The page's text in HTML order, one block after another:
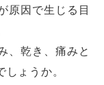
原因で生じる目
、乾き、痛みと
ょうか。